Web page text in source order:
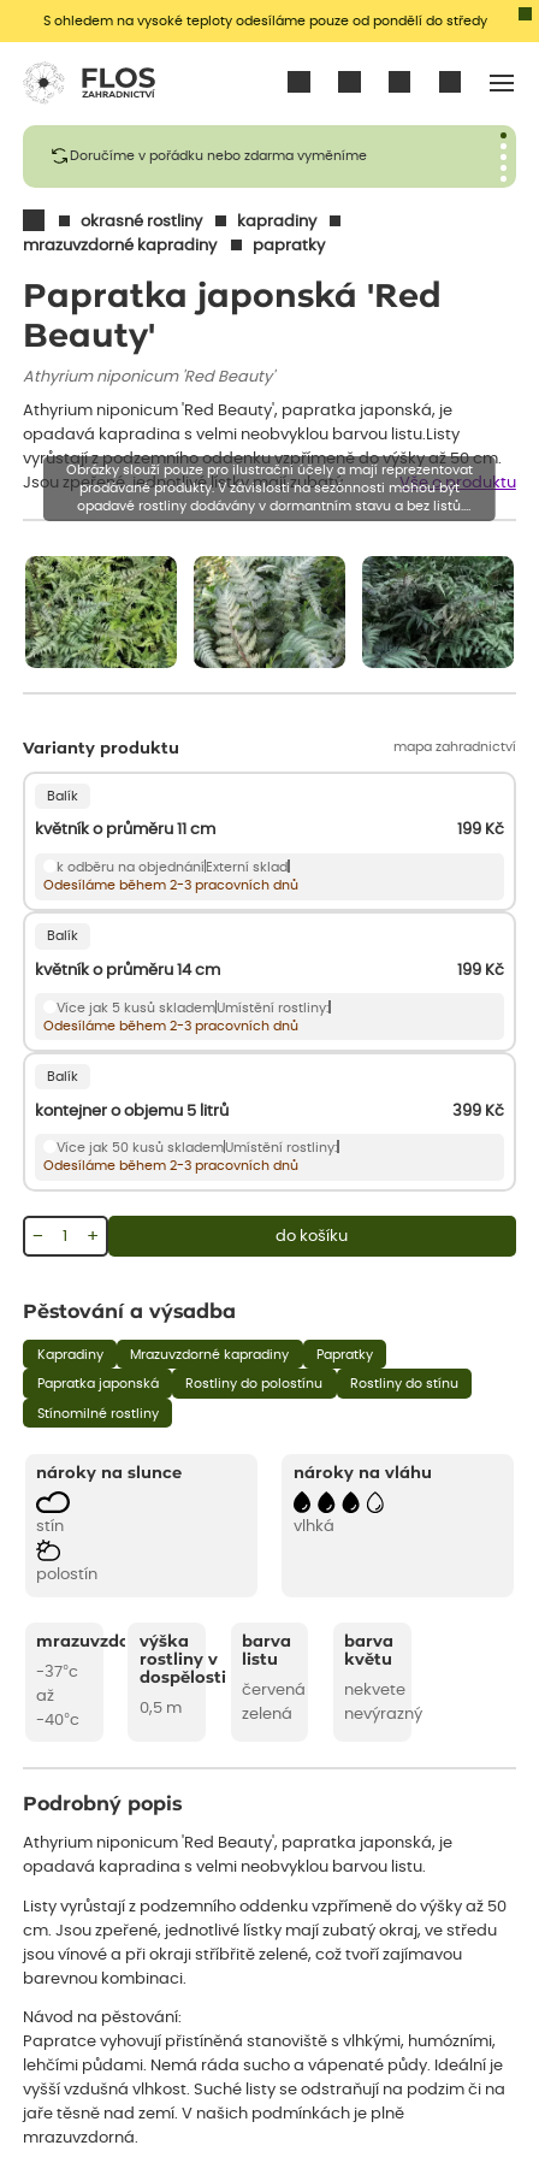
S ohledem na vysoké teploty odesíláme pouze od pondělí do středy
Doručíme v pořádku nebo zdarma vyměníme
okrasné rostliny
kapradiny
mrazuvzdorné kapradiny
papratky
Papratka japonská 'Red
Beauty'
Athyrium niponicum 'Red Beauty'
Athyrium niponicum 'Red Beauty', papratka japonská, je
opadavá kapradina s velmi neobvyklou barvou listu.Listy
vyrůstají z podzemního oddenku vzpřímeně do výšky až 50 cm.
Jsou zpeřené, jednotlivé lístky mají zubatý…
Vše o produktu
Varianty produktu mapa zahradnictví
Balík
květník o průměru 11 cm 199 Kč
k odběru na objednání Externí sklad
Odesíláme během 2-3 pracovních dnů
Balík
květník o průměru 14 cm 199 Kč
Více jak 5 kusů sklademUmístění rostliny:
Odesíláme během 2-3 pracovních dnů
Balík
kontejner o objemu 5 litrů 399 Kč
Více jak 50 kusů sklademUmístění rostliny:
Odesíláme během 2-3 pracovních dnů
+
− do košíku
Obrázky slouží pouze pro ilustrační účely a mají reprezentovat
prodávané produkty. V závislosti na sezónnosti mohou být
opadavé rostliny dodávány v dormantním stavu a bez listů.
Rostliny mohou být také sestřiženy níže, než je uvedená výška,
Pěstování a výsadba
Kapradiny Mrazuvzdorné kapradiny Papratky
Papratka japonská Rostliny do polostínu Rostliny do stínu
Stínomilné rostliny
nároky na slunce
stín
polostín
nároky na vláhu
vlhká
mrazuvzdornost
-37°c
až
-40°c
výška
rostliny v
dospělosti
0,5 m
barva
listu
červená
zelená
barva
květu
nekvete
nevýrazný
Podrobný popis
Athyrium niponicum 'Red Beauty', papratka japonská, je
opadavá kapradina s velmi neobvyklou barvou listu.
Listy vyrůstají z podzemního oddenku vzpřímeně do výšky až 50
cm. Jsou zpeřené, jednotlivé lístky mají zubatý okraj, ve středu
jsou vínové a při okraji stříbřitě zelené, což tvoří zajímavou
barevnou kombinaci.
Návod na pěstování:
Papratce vyhovují přistíněná stanoviště s vlhkými, humózními,
lehčími půdami. Nemá ráda sucho a vápenaté půdy. Ideální je
vyšší vzdušná vlhkost. Suché listy se odstraňují na podzim či na
jaře těsně nad zemí. V našich podmínkách je plně
mrazuvzdorná.